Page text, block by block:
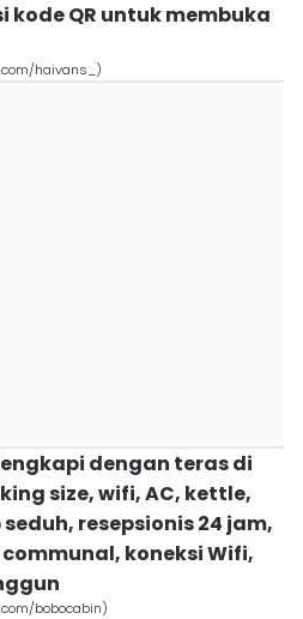
QR untuk membuka
haivans_)
dengan teras di
size, wifi, AC, kettle,
resepsionis 24 jam,
koneksi Wifi,
bobocabin)